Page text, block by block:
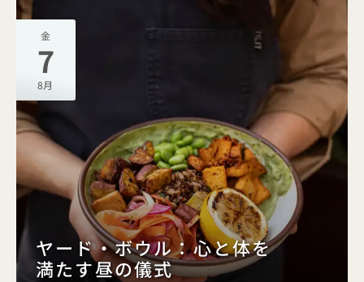
金
7
8月
ヤード・ボウル：心と体を
満たす昼の儀式